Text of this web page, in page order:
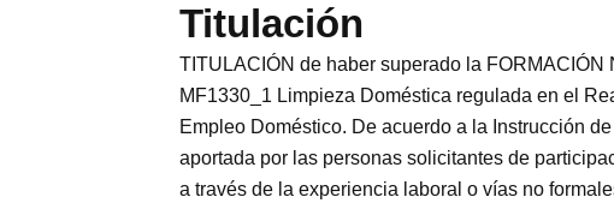
Titulación
TITULACIÓN de haber superado la
MF1330_1 Limpieza Doméstica regulada en el
Empleo Doméstico. De acuerdo a la Instrucción
aportada por las personas solicitantes de
a través de la experiencia laboral o vías no